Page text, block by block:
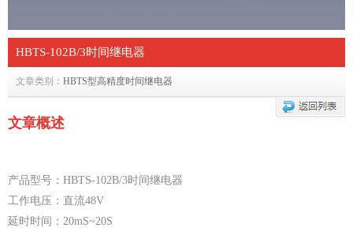
HBTS-102B/3时间继电器
文章类别： HBTS型高精度时间继电器
文章概述
产品型号：HBTS-102B/3时间继电器
工作电压：直流48V
延时时间：20mS~20S